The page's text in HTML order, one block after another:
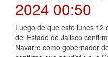
2024 00:50
Luego de que este lunes 12
del Estado de Jalisco
Navarro como gobernador